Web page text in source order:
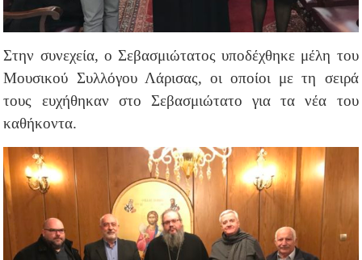
Στην συνεχεία, ο Σεβασμιώτατος υποδέχθηκε μέλη του
Μουσικού Συλλόγου Λάρισας, οι οποίοι με τη σειρά
τους ευχήθηκαν στο Σεβασμιώτατο για τα νέα του
καθήκοντα.